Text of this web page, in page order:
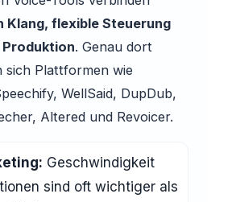
Klang, flexible Steuerung
. Genau dort
sich Plattformen wie
WellSaid, DupDub,
Altered und Revoicer.
Geschwindigkeit
sind oft wichtiger als